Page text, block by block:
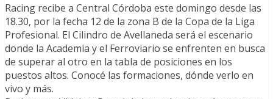
Racing recibe a Central Córdoba este domingo desde las
18.30, por la fecha 12 de la zona B de la Copa de la Liga
Profesional. El Cilindro de Avellaneda será el escenario
donde la Academia y el Ferroviario se enfrenten en busca
de superar al otro en la tabla de posiciones en los
puestos altos. Conocé las formaciones, dónde verlo en
vivo y más.